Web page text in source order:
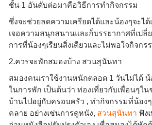
ชั้น 1 อันดับต่อมาคือวิธีการทำกิจกรรม
ซึ่งจะช่วยลดความเครียดได้และน้องๆจะไ
เจอความสนุกสนานและก็บรรยากาศที่เปลี่
การที่น้องๆเรียนสิ่งเดียวและไม่พอใจกิจกร
2.ควรจะพักสมองบ้าง สวนสุนันทา
สมองคนเราใช้งานหนักตลอด 1 วันไม่ได้ น้
ในการพัก เป็นต้นว่า ท่องเที่ยวกับเพื่อนๆใ
บ้านไปอยู่กับครอบครัว , ทำกิจกรรมที่น้อง
คลาย อย่างเช่นการดูหนัง, สวนสุนันทา ฟัง